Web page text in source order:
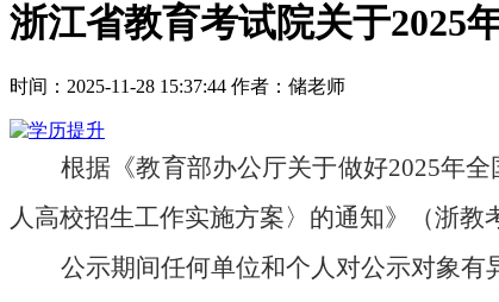
浙江省教育考试院关于2025
时间：2025-11-28 15:37:44 作者：储老师
根据 《教育部办公厅关于做好2025年全
人高校招生工作实施方案〉的通知》 （浙教
公示期间任何单位和个人对公示对象有